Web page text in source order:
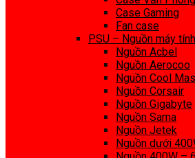
Case Gaming
Fan case
PSU – Nguồn máy tính
Nguồn Acbel
Nguồn Aerocoo
Nguồn Cool
Nguồn Corsair
Nguồn Gigabyte
Nguồn Sama
Nguồn Jetek
Nguồn dưới